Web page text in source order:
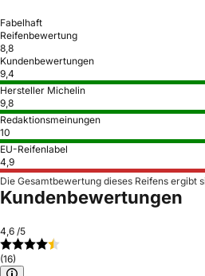
Fabelhaft
Reifenbewertung
8,8
Kundenbewertungen
9,4
Hersteller Michelin
9,8
Redaktionsmeinungen
10
EU-Reifenlabel
4,9
Die Gesamtbewertung dieses Reifens ergibt
Kundenbewertungen
4,6 /5
(16)